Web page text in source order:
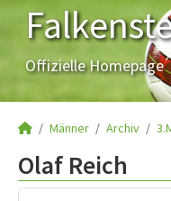
Offizielle Homepage
Männer Archiv
Olaf Reich